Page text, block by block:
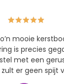
mooie
is precies
met een
er geen spijt